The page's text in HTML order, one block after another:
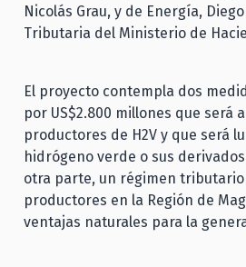
Nicolás Grau, y de Energía,
Tributaria del Ministerio de
El proyecto contempla dos
por US$2.800 millones que será
productores de H2V y que será
hidrógeno verde o sus
otra parte, un régimen
productores en la Región de
ventajas naturales para la